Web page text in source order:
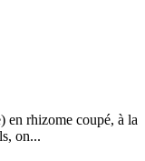
en rhizome coupé, à la
on...